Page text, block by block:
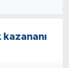
kazananı